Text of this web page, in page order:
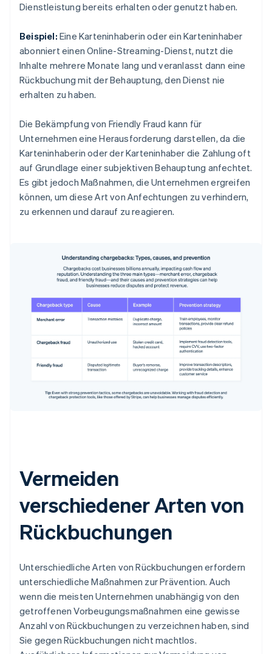
Dienstleistung bereits erhalten oder genutzt haben.
Beispiel: Eine Karteninhaberin oder ein Karteninhaber
abonniert einen Online-Streaming-Dienst, nutzt die
Inhalte mehrere Monate lang und veranlasst dann eine
Rückbuchung mit der Behauptung, den Dienst nie
erhalten zu haben.
Die Bekämpfung von Friendly Fraud kann für
Unternehmen eine Herausforderung darstellen, da die
Karteninhaberin oder der Karteninhaber die Zahlung oft
auf Grundlage einer subjektiven Behauptung anfechtet.
Es gibt jedoch Maßnahmen, die Unternehmen ergreifen
können, um diese Art von Anfechtungen zu verhindern,
zu erkennen und darauf zu reagieren.
Vermeiden
verschiedener Arten von
Rückbuchungen
Unterschiedliche Arten von Rückbuchungen erfordern
unterschiedliche Maßnahmen zur Prävention. Auch
wenn die meisten Unternehmen unabhängig von den
getroffenen Vorbeugungsmaßnahmen eine gewisse
Anzahl von Rückbuchungen zu verzeichnen haben, sind
Sie gegen Rückbuchungen nicht machtlos.